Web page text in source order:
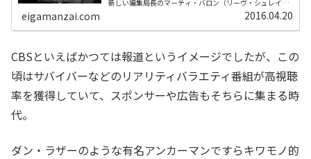
新しい編集局長のマーティ・バロン（リーヴ・シュレイバ
ー）が着任する。マイアミからやってきたアウトサイダー
eigamanzai.com 2016.04.20
CBSといえばかつては報道というイメージでしたが、この
頃はサバイバーなどのリアリティバラエティ番組が高視聴
率を獲得していて、スポンサーや広告もそちらに集まる時
代。
ダン・ラザーのような有名アンカーマンですらキワモノ的